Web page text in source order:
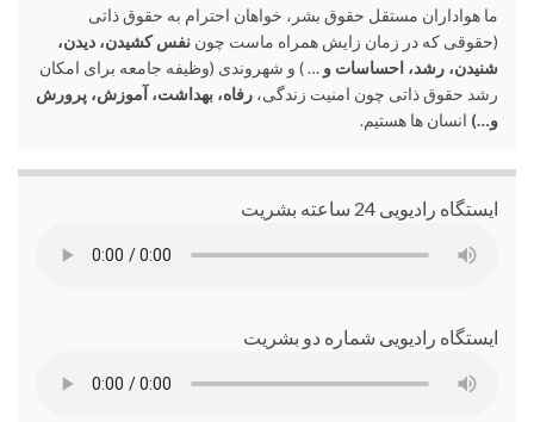
ما هواداران مستقل حقوق بشر، خواهان احترام به حقوق ذاتی
(حقوقی که در زمان زایش همراه ماست چون نفس کشیدن، دیدن،
شنیدن، رشد، احساسات و … ) و شهروندی (وظیفه جامعه برای امکان
رشد حقوق ذاتی چون امنیت زندگی، رفاه، بهداشت، آموزش، پرورش
و…) انسان ها هستیم.
ایستگاه رادیویی 24 ساعته بشریت
ایستگاه رادیویی شماره دو بشریت